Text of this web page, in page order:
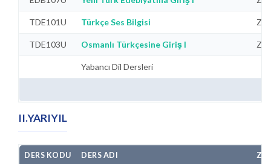
TDE101U Türkçe Ses Bilgisi
TDE103U Osmanlı Türkçesine Giriş I
Yabancı Dil Dersleri
II.YARIYIL
DERS KODU DERS ADI